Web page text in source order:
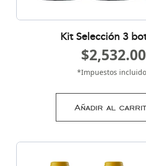
Kit Selección 3
$2,532.00
*Impuestos
Añadir al